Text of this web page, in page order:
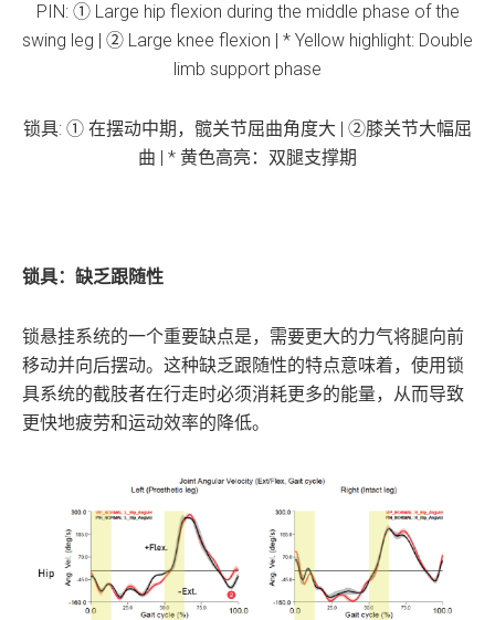
PIN: ① Large hip flexion during the middle phase of the
swing leg | ② Large knee flexion | * Yellow highlight: Double
limb support phase
锁具: ① 在摆动中期，髋关节屈曲角度大 | ②膝关节大幅屈
曲 | * 黄色高亮：双腿支撑期
锁具：缺乏跟随性
锁悬挂系统的一个重要缺点是，需要更大的力气将腿向前
移动并向后摆动。这种缺乏跟随性的特点意味着，使用锁
具系统的截肢者在行走时必须消耗更多的能量，从而导致
更快地疲劳和运动效率的降低。